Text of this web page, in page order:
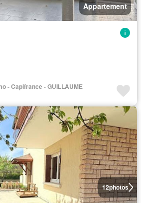
Appartement
- Capifrance - GUILLAUME
12photos